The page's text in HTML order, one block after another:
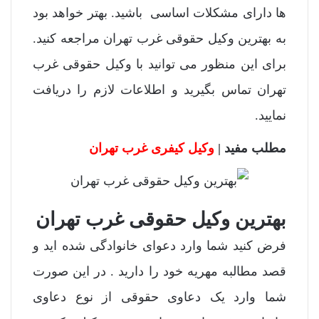
ها دارای مشکلات اساسی باشید. بهتر خواهد بود
به بهترین وکیل حقوقی غرب تهران مراجعه کنید.
برای این منظور می توانید با وکیل حقوقی غرب
تهران تماس بگیرید و اطلاعات لازم را دریافت
نمایید.
مطلب مفید | وکیل کیفری غرب تهران
بهترین وکیل حقوقی غرب تهران
فرض کنید شما وارد دعوای خانوادگی شده اید و
قصد مطالبه مهریه خود را دارید . در این صورت
شما وارد یک دعاوی حقوقی از نوع دعاوی